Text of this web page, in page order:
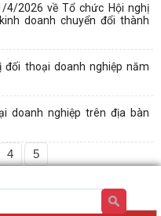
4/2026 về Tổ chức Hội nghị
doanh chuyển đổi thành
đối thoại doanh nghiệp năm
doanh nghiệp trên địa bàn
4 5